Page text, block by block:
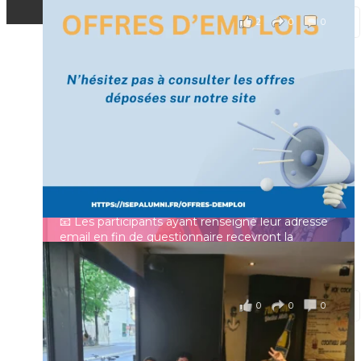
2 0 0
Voir sur Facebook · Partager
[Enquête IESF 2026] Top départ 🚀
👩‍🎓 Ingénieurs diplômés, vous avez jusqu’au 31
mai pour participer et faire entendre votre voix !
Depuis plus de 60 ans, cette enquête vise à établir
un panorama complet de la situation socio-
professionnelle des ingénieurs et scientifiques
français.
📧 Les participants ayant renseigné leur adresse
email en fin de questionnaire recevront la
synthèse des résultats...Voir plus
il y a 4 mois
0 0 0
Voir sur Facebook
Prénom
Mot de passe
Se souvenir de moi
Connexion